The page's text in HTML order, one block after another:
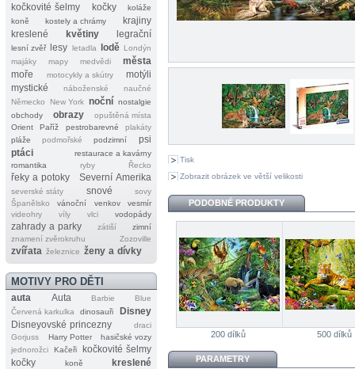
kočkovité šelmy
kočky
koláže
koně
kostely a chrámy
krajiny
kreslené
květiny legrační
lesní zvěř lesy letadla lodě Londýn
majáky
mapy medvědi
města
moře
motocykly a skútry
motýli
mystické
náboženské
naučné
Německo
New York noční nostalgie
obchody
obrazy
opuštěná místa
Orient
Paříž pestrobarevné
plakáty
pláže
podmořské podzimní
psi
ptáci
restaurace a kavárny
romantika
ryby Řecko
řeky a potoky Severní Amerika
severské státy snové
sovy
Španělsko
vánoční venkov
vesmír
videohry
víly vlci vodopády
zahrady a parky zátiší
zimní
znamení zvěrokruhu
Zozoville
zvířata železnice ženy a dívky
MOTIVY PRO DĚTI
auta Auta Barbie
Blue
Červená karkulka
dinosauři
Disney
Disneyovské princezny
draci
Gorjuss
Harry Potter
hasičské vozy
jednorožci
Kačeři
kočkovité šelmy
kočky
koně kreslené
Tisk
Zobrazit obrázek ve větší velikosti
PODOBNÉ PRODUKTY
200 dílků 500 dílků
PARAMETRY